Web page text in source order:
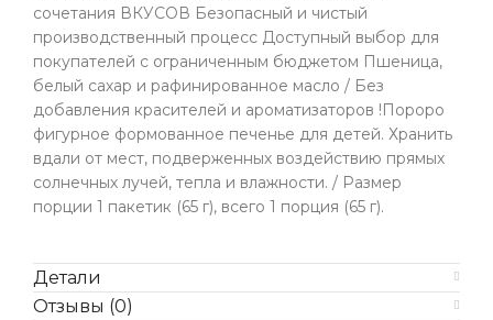
сочетания ВКУСОВ Безопасный и чистый
производственный процесс Доступный выбор для
покупателей с ограниченным бюджетом Пшеница,
белый сахар и рафинированное масло / Без
добавления красителей и ароматизаторов !Пороро
фигурное формованное печенье для детей. Хранить
вдали от мест, подверженных воздействию прямых
солнечных лучей, тепла и влажности. / Размер
порции 1 пакетик (65 г), всего 1 порция (65 г).
Детали
Отзывы (0)